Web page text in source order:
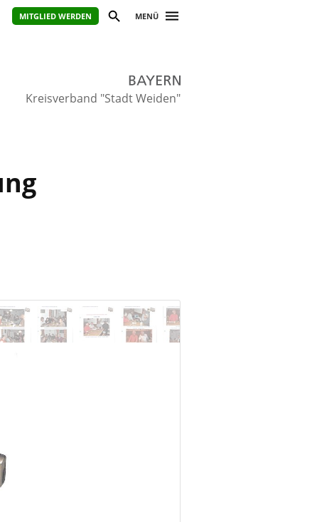
MITGLIED WERDEN MENÜ
Kreisverband "Stadt Weiden"